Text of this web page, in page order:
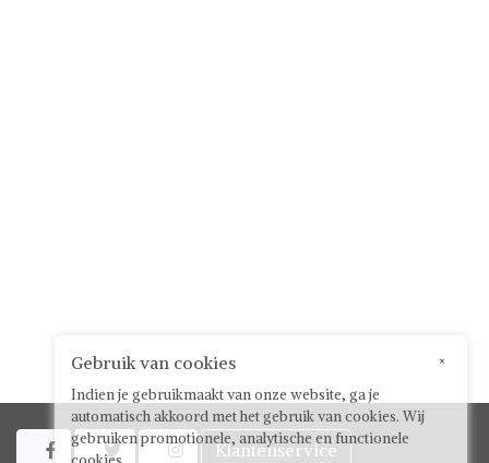
   Klantenservice
×
Gebruik van cookies
Indien je gebruikmaakt van onze website, ga je
automatisch akkoord met het gebruik van cookies. Wij
gebruiken promotionele, analytische en functionele